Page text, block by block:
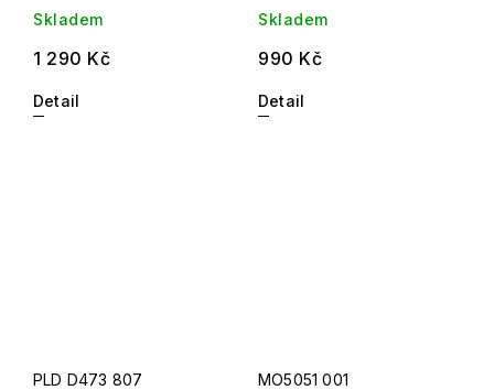
Skladem
1 290 Kč
Detail
Skladem
990 Kč
Detail
PLD D473 807 MO5051 001